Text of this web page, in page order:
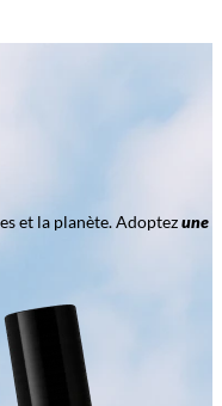
et la planète. Adoptezune